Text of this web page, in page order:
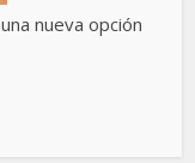
nueva opción